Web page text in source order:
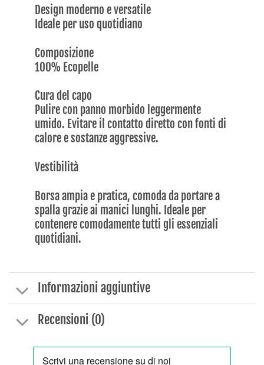
Design moderno e versatile
Ideale per uso quotidiano
Composizione
100% Ecopelle
Cura del capo
Pulire con panno morbido leggermente
umido. Evitare il contatto diretto con fonti di
calore e sostanze aggressive.
Vestibilità
Borsa ampia e pratica, comoda da portare a
spalla grazie ai manici lunghi. Ideale per
contenere comodamente tutti gli essenziali
quotidiani.
Informazioni aggiuntive
Recensioni (0)